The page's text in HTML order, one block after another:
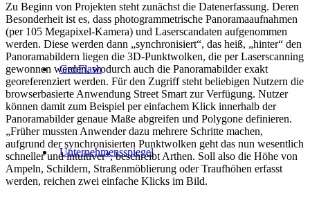
GeoFlash
Unternehmensspiegel
Zu Beginn von Projekten steht zunächst die Datenerfassung. Deren
Besonderheit ist es, dass photogrammetrische Panoramaaufnahmen
(per 105 Megapixel-Kamera) und Laserscandaten aufgenommen
werden. Diese werden dann „synchronisiert“, das heiß, „hinter“ den
Panoramabildern liegen die 3D-Punktwolken, die per Laserscanning
gewonnen werden, wodurch auch die Panoramabilder exakt
georeferenziert werden. Für den Zugriff steht beliebigen Nutzern die
browserbasierte Anwendung Street Smart zur Verfügung. Nutzer
können damit zum Beispiel per einfachem Klick innerhalb der
Panoramabilder genaue Maße abgreifen und Polygone definieren.
„Früher mussten Anwender dazu mehrere Schritte machen,
aufgrund der synchronisierten Punktwolken geht das nun wesentlich
schneller und intuitiver“, beschreibt Arthen. Soll also die Höhe von
Ampeln, Schildern, Straßenmöblierung oder Traufhöhen erfasst
werden, reichen zwei einfache Klicks im Bild.